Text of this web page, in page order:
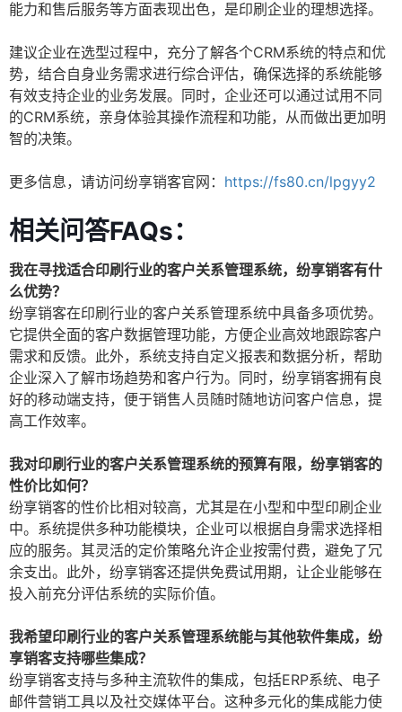
能力和售后服务等方面表现出色，是印刷企业的理想选择。
建议企业在选型过程中，充分了解各个CRM系统的特点和优
势，结合自身业务需求进行综合评估，确保选择的系统能够
有效支持企业的业务发展。同时，企业还可以通过试用不同
的CRM系统，亲身体验其操作流程和功能，从而做出更加明
智的决策。
更多信息，请访问纷享销客官网： https://fs80.cn/lpgyy2
相关问答FAQs：
我在寻找适合印刷行业的客户关系管理系统，纷享销客有什
么优势？
纷享销客在印刷行业的客户关系管理系统中具备多项优势。
它提供全面的客户数据管理功能，方便企业高效地跟踪客户
需求和反馈。此外，系统支持自定义报表和数据分析，帮助
企业深入了解市场趋势和客户行为。同时，纷享销客拥有良
好的移动端支持，便于销售人员随时随地访问客户信息，提
高工作效率。
我对印刷行业的客户关系管理系统的预算有限，纷享销客的
性价比如何？
纷享销客的性价比相对较高，尤其是在小型和中型印刷企业
中。系统提供多种功能模块，企业可以根据自身需求选择相
应的服务。其灵活的定价策略允许企业按需付费，避免了冗
余支出。此外，纷享销客还提供免费试用期，让企业能够在
投入前充分评估系统的实际价值。
我希望印刷行业的客户关系管理系统能与其他软件集成，纷
享销客支持哪些集成？
纷享销客支持与多种主流软件的集成，包括ERP系统、电子
邮件营销工具以及社交媒体平台。这种多元化的集成能力使